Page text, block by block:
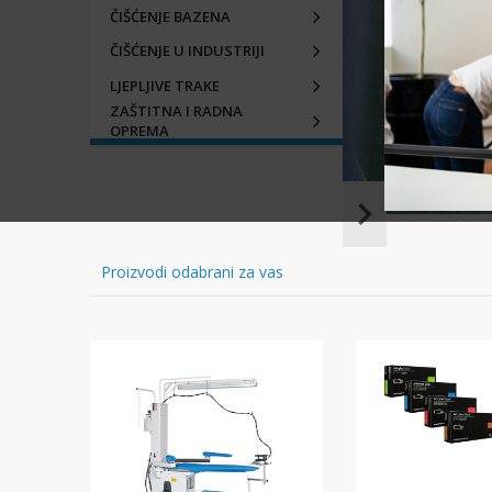
ČIŠĆENJE BAZENA
ČIŠĆENJE U INDUSTRIJI
LJEPLJIVE TRAKE
ZAŠTITNA I RADNA
OPREMA
Item
Proizvodi odabrani za vas